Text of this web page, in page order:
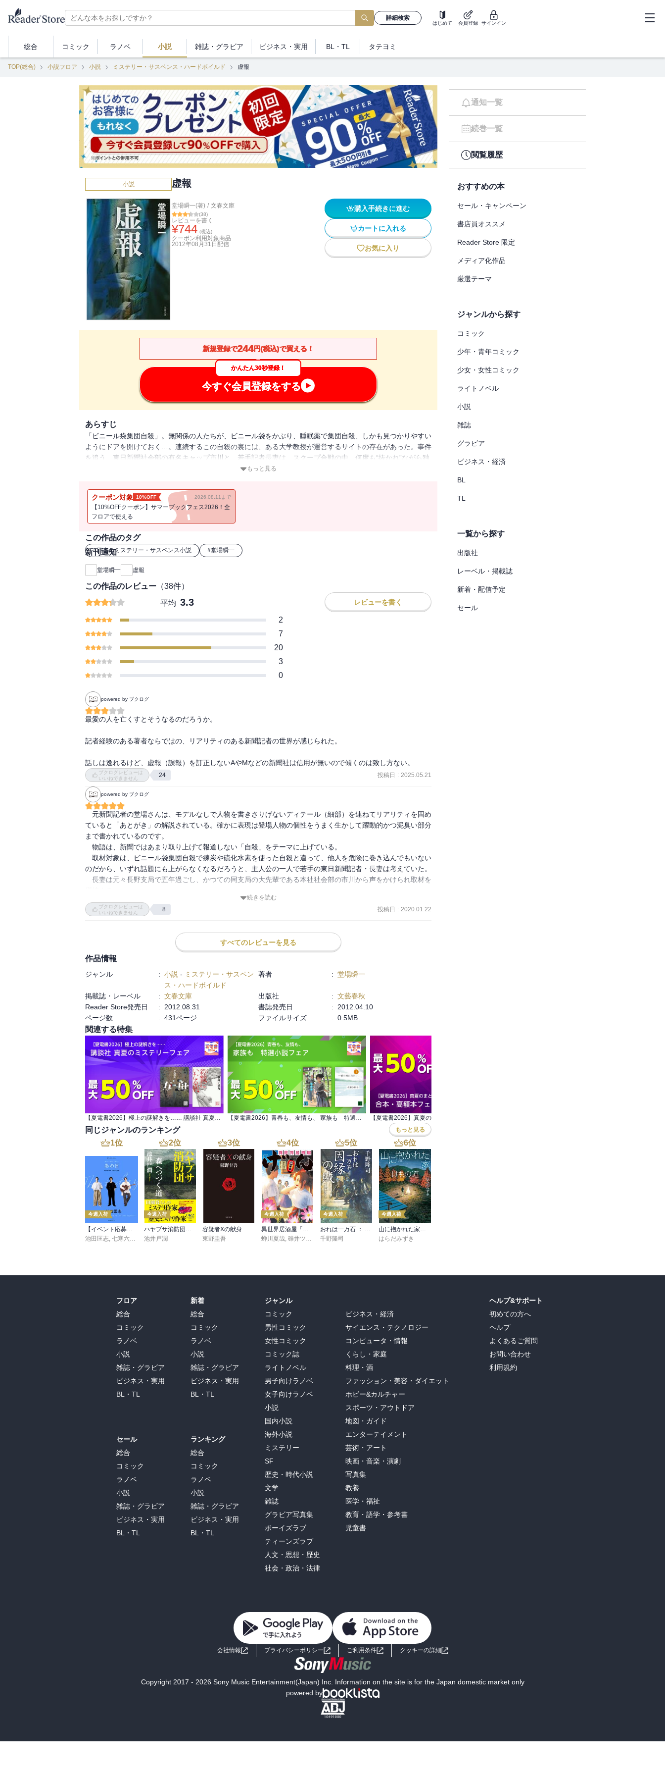
詳細検索
はじめて 会員登録 サインイン
総合 コミック ラノベ 小説 雑誌・ グラビア ビジネス ・実用 BL・TL タテヨミ
TOP(総合) 小説フロア 小説 ミステリー・サスペンス・ハードボイルド 虚報
小説 虚報
堂場瞬一(著) / 文春文庫
(38)
レビューを書く
¥744 (税込)
クーポン利用対象商品
2012年08月31日 配信
購入手続きに進む
カートに入れる
お気に入り
新規登録で244円(税込)で買える！
かんたん30秒登録！
今すぐ会員登録をする
あらすじ
「ビニール袋集団自殺」。無関係の人たちが、ビニール袋をかぶり、睡眠薬で集団自殺、しかも見つかりやすい
ようにドアを開けておく…。連続するこの自殺の裏には、ある大学教授が運営するサイトの存在があった。事件
を追う、東日新聞社会部の有名キャップ市川と、若手記者長妻は、スクープ合戦の中、何度も“抜かれ”ながら独
自の取材ルートで真実を追う。自殺サイトはなぜ立ち上げられたのか？ 東京、新潟、米国etc. 事件の裏にあ
もっと見る
クーポン対象 10%OFF 2026.08.11まで
【10%OFFクーポン】サマーブックフェス2026！全
フロアで使える
この作品のタグ
#日本のミステリー・サスペンス小説 #堂場瞬一
新刊通知
堂場瞬一 虚報
この作品のレビュー （38件）
平均 3.3 レビューを書く
2
7
20
3
0
powered by ブクログ
最愛の人を亡くすとそうなるのだろうか。
記者経験のある著者ならではの、リアリティのある新聞記者の世界が感じられた。
話しは逸れるけど、虚報（誤報）を訂正しないAやMなどの新聞社は信用が無いので傾くのは致し方ない。
ブクログレビューは
いいねできません
24 投稿日 : 2025.05.21
powered by ブクログ
元新聞記者の堂場さんは、モデルなしで人物を書きさりげないディテール（細部）を連ねてリアリティを固め
ていると「あとがき」の解説されている。確かに表現は登場人物の個性をうまく生かして躍動的かつ泥臭い部分
まで書かれているのです。
物語は、新聞ではあまり取り上げて報道しない「自殺」をテーマに上げている。
取材対象は、ビニール袋集団自殺で練炭や硫化水素を使った自殺と違って、他人を危険に巻き込んでもいない
のだから、いずれ話題にも上がらなくなるだろうと、主人公の一人で若手の東日新聞記者・長妻は考えていた。
長妻は元々長野支局で五年過ごし、かつての同支局の大先輩である本社社会部の市川から声をかけられ取材を
今回の事件は、全国で七都県一八人に及んでおり、その根源は呼称「自殺サイト」から波及しサイトの主宰者
は、テレビにも出演している大学教授の上山(かみやま)であることが分かり大きな波紋を広げた。
『自殺は、自らを殺すことで。自死は、自ら死を選ぶこと、自死は犯罪ではありません。
自ら命を絶った人を罰することに全く意味がないからに他なりません。
刑法第二百二条、相手に自殺の意思を抱かせることで自殺教唆が成立する。とあるが、掲示板には「死ね」と
生きているのが苦痛であるのに、なぜ無理に生きる必要があるのか、安楽死の要件は、ほとんど自死にも当て
はまり、人間には自らの死を選ぶ権利がある』
警察は、上山を自殺幇助の容疑で逮捕した。
社会部市川と長妻は、自殺サイトの本質を探り記事にするため積極果敢に取材を進めるのです。
以上が導入部のあらすじです。
上山氏の主張に反論するのは難しい。しかし、人の生命は儚い、だからこそ大切に生きなければならないと思
う。自他の生命について考える良い機会でした。
この問題の答えは、あなた自身で考えを導き出すことに意義があると思います。
続きを読む
ブクログレビューは
いいねできません
8 投稿日 : 2020.01.22
すべてのレビューを見る
作品情報
ジャンル : 小説 - ミステリー・サスペン
ス・ハードボイルド
著者 : 堂場瞬一
掲載誌・レーベル : 文春文庫 出版社 : 文藝春秋
Reader Store発売日
: 2012.08.31 書誌発売日 :
2012.04.10
ページ数
: 431ページ ファイルサイズ : 0.5MB
関連する特集
【夏電書2026】極上の謎解きを…… 講談社 真夏のミステリーフェア 【夏電書2026】青春も、友情も、 家族も 特選小説フェア
同じジャンルのランキング もっと見る
1位
今週入荷
【イベント応募シリアルコード付】池田匡志出演・オーディオフォトブック「あの日」SPECIAL EDITION（音声／動画付）
池田匡志, 七寒六温 konoko58,
2位
今週入荷
ハヤブサ消防団 森へつづく道
池井戸潤
3位
容疑者Xの献身
東野圭吾
4位
今週入荷
異世界居酒屋「げん」三杯目
蝉川夏哉, 碓井ツカサ
5位
今週入荷
おれは一万石 ： 38 因縁の賊
千野隆司
6位
今週入荷
山に抱かれた家 けもの道
はらだみずき
通知一覧
続巻一覧
閲覧履歴
おすすめの本
セール・キャンペーン
書店員オススメ
Reader Store 限定
メディア化作品
厳選テーマ
ジャンルから探す
コミック
少年・青年コミック
少女・女性コミック
ライトノベル
小説
雑誌
グラビア
ビジネス・経済
BL
TL
一覧から探す
出版社
レーベル・掲載誌
新着・配信予定
セール
フロア
総合
コミック
ラノベ
小説
雑誌・グラビア
ビジネス・実用
BL・TL
セール
総合
コミック
ラノベ
小説
雑誌・グラビア
ビジネス・実用
BL・TL
新着
総合
コミック
ラノベ
小説
雑誌・グラビア
ビジネス・実用
BL・TL
ランキング
総合
コミック
ラノベ
小説
雑誌・グラビア
ビジネス・実用
BL・TL
ジャンル
コミック
男性コミック
女性コミック
コミック誌
ライトノベル
男子向けラノベ
女子向けラノベ
小説
国内小説
海外小説
ミステリー
SF
歴史・時代小説
文学
雑誌
グラビア写真集
ボーイズラブ
ティーンズラブ
人文・思想・歴史
社会・政治・法律
ビジネス・経済
サイエンス・テクノロジー
コンピュータ・情報
くらし・家庭
料理・酒
ファッション・美容・ダイエット
ホビー&カルチャー
スポーツ・アウトドア
地図・ガイド
エンターテイメント
芸術・アート
映画・音楽・演劇
写真集
教養
医学・福祉
教育・語学・参考書
児童書
ヘルプ&サポート
初めての方へ
ヘルプ
よくあるご質問
お問い合わせ
利用規約
会社情報 プライバシーポリシー ご利用条件 クッキーの詳細
Copyright 2017 - 2026 Sony Music Entertainment(Japan) Inc. Information on the site is for the Japan domestic market only
powered by